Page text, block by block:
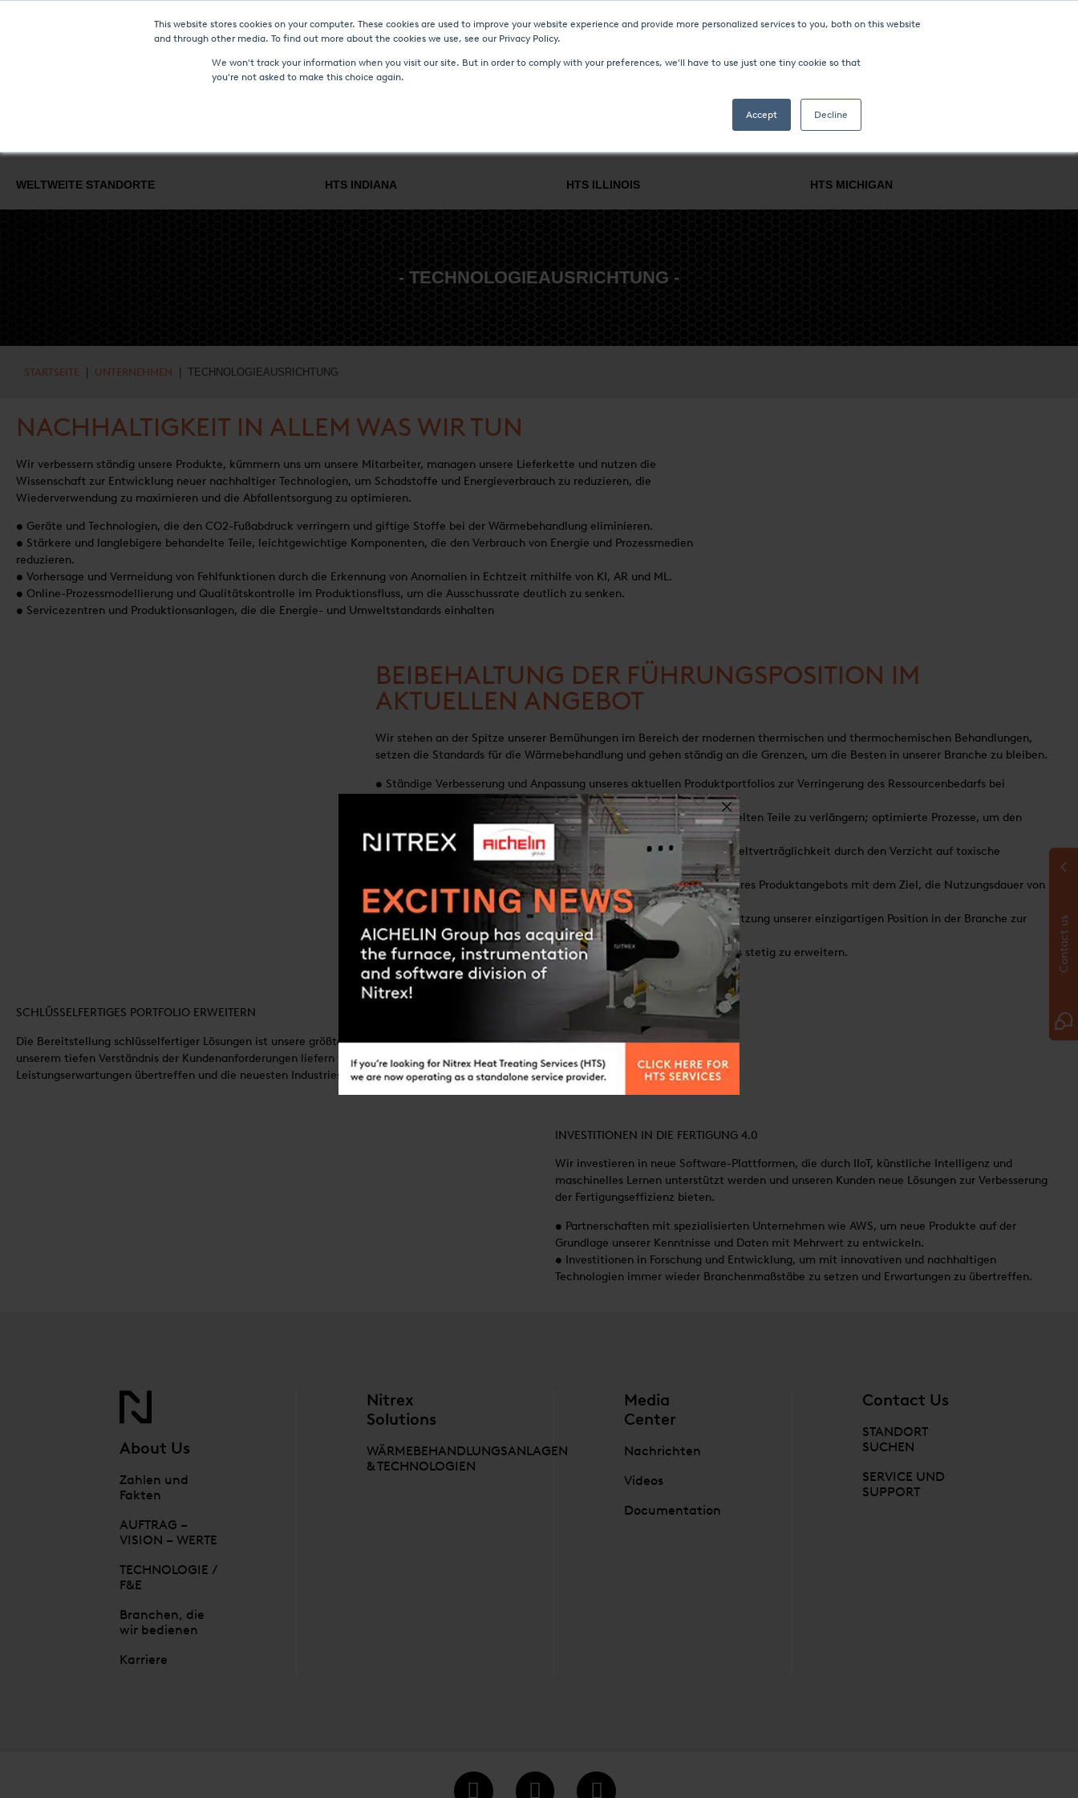
This website stores cookies on your computer. These cookies are used to improve your website experience and provide more personalized services to you, both on this website
and through other media. To find out more about the cookies we use, see our Privacy Policy.
We won't track your information when you visit our site. But in order to comply with your preferences, we'll have to use just one tiny cookie so that
you're not asked to make this choice again.
Accept Decline
NEUIGKEITEN UND VERANSTALTUNGENMEDIA CENTERKARRIEREKONTAKT
WELTWEITE STANDORTE HTS INDIANA HTS ILLINOIS HTS MICHIGAN
- TECHNOLOGIEAUSRICHTUNG -
STARTSEITE | UNTERNEHMEN | TECHNOLOGIEAUSRICHTUNG
NACHHALTIGKEIT IN ALLEM WAS WIR TUN
Wir verbessern ständig unsere Produkte, kümmern uns um unsere Mitarbeiter, managen unsere Lieferkette und nutzen die
Wissenschaft zur Entwicklung neuer nachhaltiger Technologien, um Schadstoffe und Energieverbrauch zu reduzieren, die
Wiederverwendung zu maximieren und die Abfallentsorgung zu optimieren.
• Geräte und Technologien, die den CO2-Fußabdruck verringern und giftige Stoffe bei der Wärmebehandlung eliminieren.
• Stärkere und langlebigere behandelte Teile, leichtgewichtige Komponenten, die den Verbrauch von Energie und Prozessmedien
reduzieren.
• Vorhersage und Vermeidung von Fehlfunktionen durch die Erkennung von Anomalien in Echtzeit mithilfe von KI, AR und ML.
• Online-Prozessmodellierung und Qualitätskontrolle im Produktionsfluss, um die Ausschussrate deutlich zu senken.
• Servicezentren und Produktionsanlagen, die die Energie- und Umweltstandards einhalten
BEIBEHALTUNG DER FÜHRUNGSPOSITION IM
AKTUELLEN ANGEBOT
Wir stehen an der Spitze unserer Bemühungen im Bereich der modernen thermischen und thermochemischen Behandlungen,
setzen die Standards für die Wärmebehandlung und gehen ständig an die Grenzen, um die Besten in unserer Branche zu bleiben.
• Ständige Verbesserung und Anpassung unseres aktuellen Produktportfolios zur Verringerung des Ressourcenbedarfs bei
Herstellung und Betrieb.
• Erweiterung unserer Technologien, um die Lebensdauer der behandelten Teile zu verlängern; optimierte Prozesse, um den
Kraftstoff-, Emissions- und Energieverbrauch zu reduzieren.
• Bereitstellung alternativer Technologien zur Verbesserung der Umweltverträglichkeit durch den Verzicht auf toxische
Verbindungen und die Reduzierung von Emissionen.
• Das Obsoleszenzmanagement ist ein wesentlicher Bestandteil unseres Produktangebots mit dem Ziel, die Nutzungsdauer von
Geräten zu verlängern und Effizienzgewinne zu erzielen.
• Ausbau und Optimierung unseres globalen Vertriebsnetzes unter Nutzung unserer einzigartigen Position in der Branche zur
Unterstützung unseres Wachstums.
• In unsere Mitarbeiter investieren, um das Wissen des Unternehmens stetig zu erweitern.
SCHLÜSSELFERTIGES PORTFOLIO ERWEITERN
Die Bereitstellung schlüsselfertiger Lösungen ist unsere größte Stärke – unsere einzigartige Marktposition. Zusammen mit
unserem tiefen Verständnis der Kundenanforderungen liefern wir Gesamtlösungen für verschiedene Anwendungen, die die
Leistungserwartungen übertreffen und die neuesten Industriestandards und -trends erfüllen.
INVESTITIONEN IN DIE FERTIGUNG 4.0
Wir investieren in neue Software-Plattformen, die durch IIoT, künstliche Intelligenz und
maschinelles Lernen unterstützt werden und unseren Kunden neue Lösungen zur Verbesserung
der Fertigungseffizienz bieten.
• Partnerschaften mit spezialisierten Unternehmen wie AWS, um neue Produkte auf der
Grundlage unserer Kenntnisse und Daten mit Mehrwert zu entwickeln.
• Investitionen in Forschung und Entwicklung, um mit innovativen und nachhaltigen
Technologien immer wieder Branchenmaßstäbe zu setzen und Erwartungen zu übertreffen.
About Us
Zahlen und
Fakten
AUFTRAG –
VISION – WERTE
TECHNOLOGIE /
F&E
Branchen, die
wir bedienen
Karriere
Nitrex
Solutions
WÄRMEBEHANDLUNGSANLAGEN
& TECHNOLOGIEN
Media
Center
Nachrichten
Videos
Documentation
Contact Us
STANDORT
SUCHEN
SERVICE UND
SUPPORT
Contact us